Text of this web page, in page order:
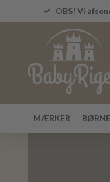
OBS! Vi
MÆRKER